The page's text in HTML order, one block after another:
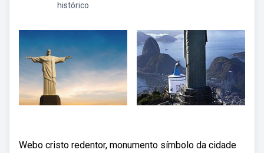
histórico
Webo cristo redentor, monumento símbolo da cidade